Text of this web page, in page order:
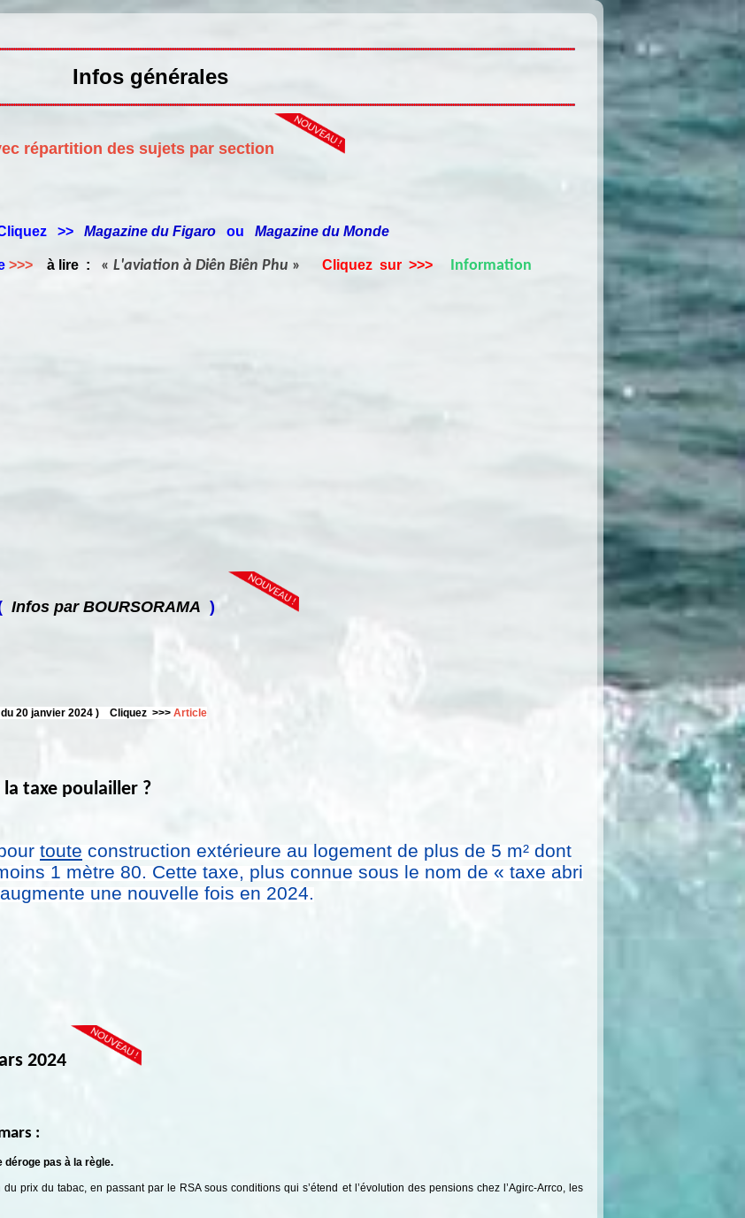
Infos générales
répartition des sujets par section
>> Magazine du Figaro ou Magazine du Monde
>>> à lire : « L'aviation à Diên Biên Phu » Cliquez sur >>> Information
Infos par BOURSORAMA )
du 20 janvier 2024 ) Cliquez >>> Article
taxe poulailler ?
toute construction extérieure au logement de plus de 5 m² dont
1 mètre 80. Cette taxe, plus connue sous le nom de « taxe abri
une nouvelle fois en 2024.
2024
:
déroge pas à la règle.
prix du tabac, en passant par le RSA sous conditions qui s’étend et l’évolution des pensions chez l’Agirc-Arrco, les